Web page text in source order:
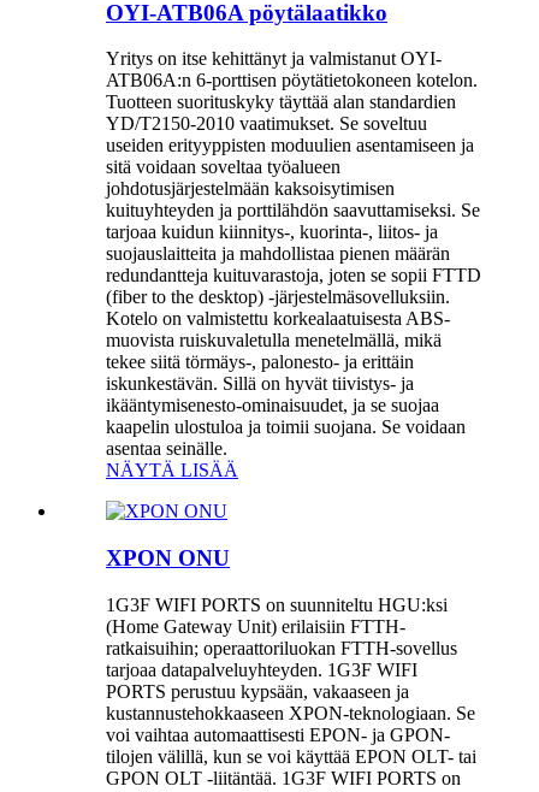
OYI-ATB06A pöytälaatikko
Yritys on itse kehittänyt ja valmistanut OYI-
ATB06A:n 6-porttisen pöytätietokoneen kotelon.
Tuotteen suorituskyky täyttää alan standardien
YD/T2150-2010 vaatimukset. Se soveltuu
useiden erityyppisten moduulien asentamiseen ja
sitä voidaan soveltaa työalueen
johdotusjärjestelmään kaksoisytimisen
kuituyhteyden ja porttilähdön saavuttamiseksi. Se
tarjoaa kuidun kiinnitys-, kuorinta-, liitos- ja
suojauslaitteita ja mahdollistaa pienen määrän
redundantteja kuituvarastoja, joten se sopii FTTD
(fiber to the desktop) -järjestelmäsovelluksiin.
Kotelo on valmistettu korkealaatuisesta ABS-
muovista ruiskuvaletulla menetelmällä, mikä
tekee siitä törmäys-, palonesto- ja erittäin
iskunkestävän. Sillä on hyvät tiivistys- ja
ikääntymisenesto-ominaisuudet, ja se suojaa
kaapelin ulostuloa ja toimii suojana. Se voidaan
asentaa seinälle.
NÄYTÄ LISÄÄ
XPON ONU
1G3F WIFI PORTS on suunniteltu HGU:ksi
(Home Gateway Unit) erilaisiin FTTH-
ratkaisuihin; operaattoriluokan FTTH-sovellus
tarjoaa datapalveluyhteyden. 1G3F WIFI
PORTS perustuu kypsään, vakaaseen ja
kustannustehokkaaseen XPON-teknologiaan. Se
voi vaihtaa automaattisesti EPON- ja GPON-
tilojen välillä, kun se voi käyttää EPON OLT- tai
GPON OLT -liitäntää. 1G3F WIFI PORTS on